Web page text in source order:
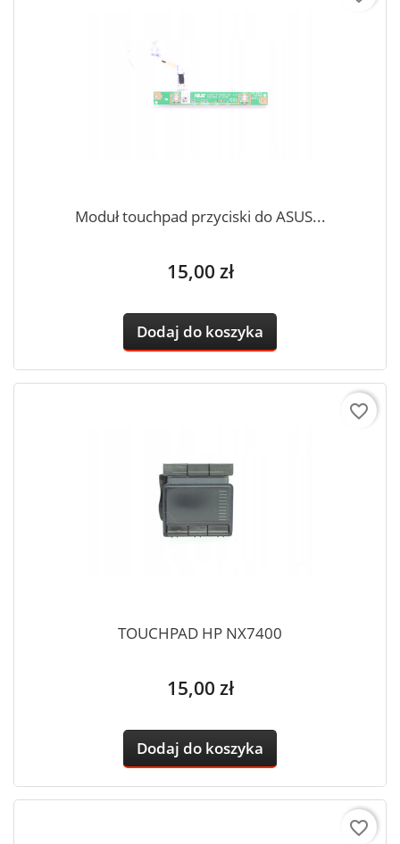
Moduł touchpad przyciski do ASUS...
Cena
15,00 zł
Dodaj do koszyka
TOUCHPAD HP NX7400
Cena
15,00 zł
Dodaj do koszyka
favorite_border
favorite_border